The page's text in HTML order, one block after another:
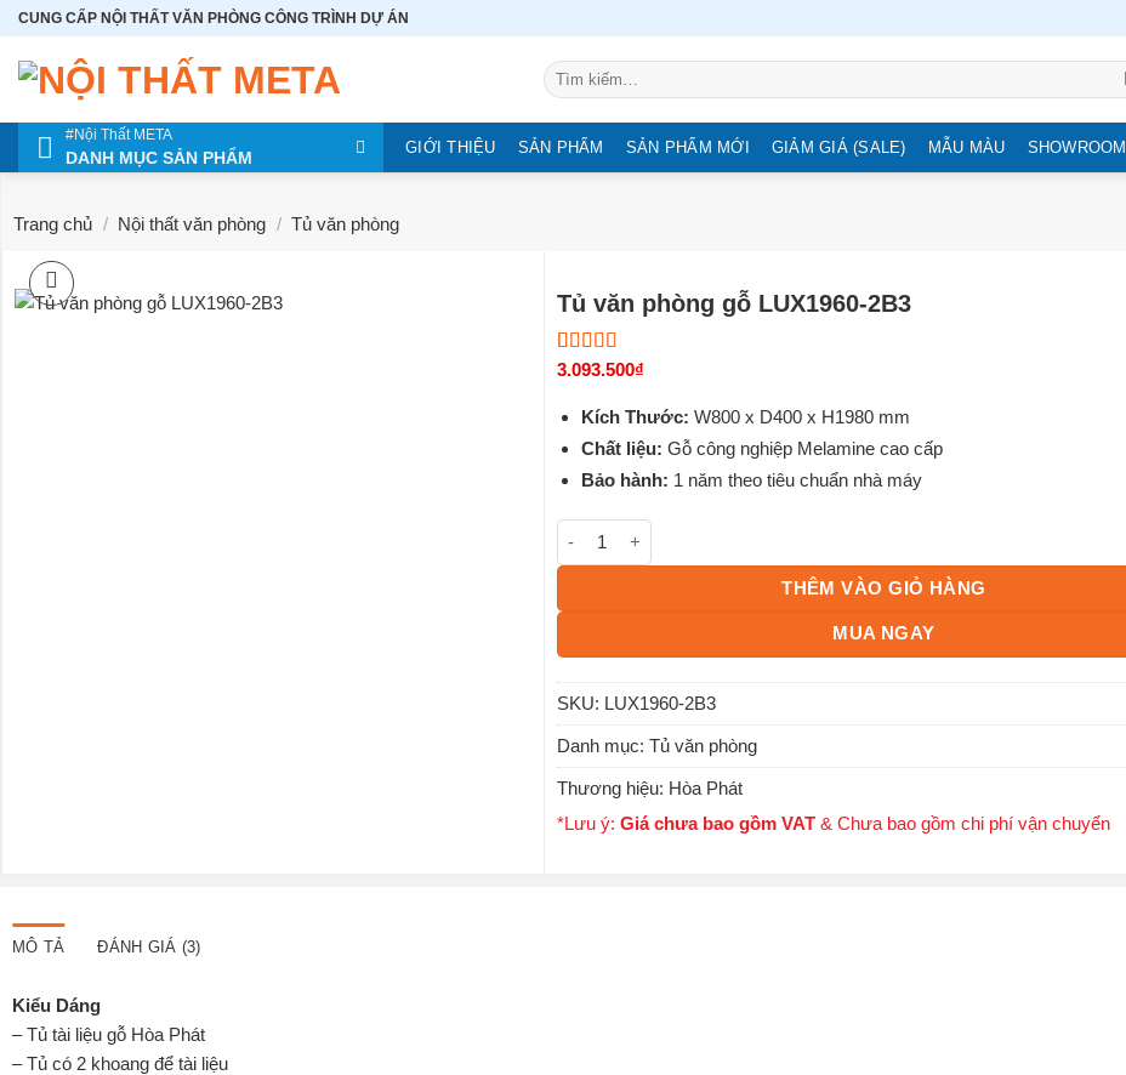
Bỏ
qua
nội
CUNG CẤP NỘI THẤT VĂN PHÒNG CÔNG TRÌNH DỰ ÁN
Tìm
kiếm:
#Nội Thất META
DANH MỤC SẢN PHẨM
GIỚI THIỆU SẢN PHẨM SẢN PHẨM MỚI GIẢM GIÁ (SALE) MẪU MÀU SHOWROOM
Trang chủ / Nội thất văn phòng / Tủ văn phòng
Tủ văn phòng gỗ LUX1960-2B3
5.00trên 5
3
đánh giá
3.093.500₫
Kích Thước: W800 x D400 x H1980 mm
Chất liệu: Gỗ công nghiệp Melamine cao cấp
Bảo hành: 1 năm theo tiêu chuẩn nhà máy
Tủ văn phòng gỗ LUX1960-2B3 số lượng
THÊM VÀO GIỎ HÀNG
MUA NGAY
SKU: LUX1960-2B3
Danh mục:Tủ văn phòng
Thương hiệu: Hòa Phát
*Lưu ý:Giá chưa bao gồm VAT & Chưa bao gồm chi phí vận chuyển
MÔ TẢ ĐÁNH GIÁ (3)
Kiểu Dáng
– Tủ tài liệu gỗ Hòa Phát
– Tủ có 2 khoang để tài liệu